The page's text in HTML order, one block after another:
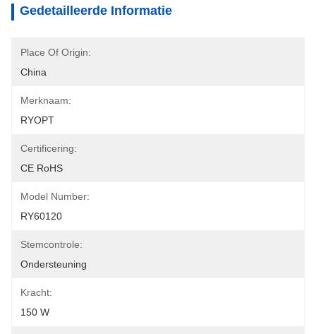
Gedetailleerde Informatie
Place Of Origin:
China
Merknaam:
RYOPT
Certificering:
CE RoHS
Model Number:
RY60120
Stemcontrole:
Ondersteuning
Kracht:
150 W